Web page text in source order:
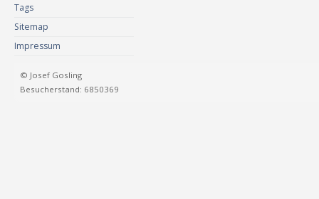
Tags
Sitemap
Impressum
© Josef Gosling
Besucherstand: 6850369